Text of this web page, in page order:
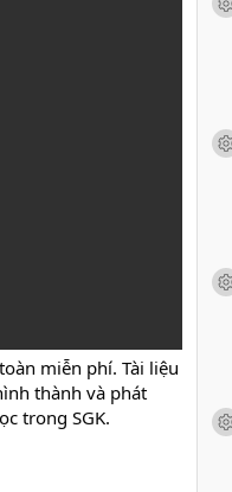
miễn phí. Tài liệu
thành và phát
trong SGK.